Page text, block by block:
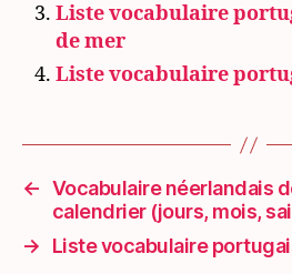
Liste vocabulaire
de mer
Liste vocabulaire
← Vocabulaire néerlandais
calendrier (jours, mois,
→
Liste vocabulaire